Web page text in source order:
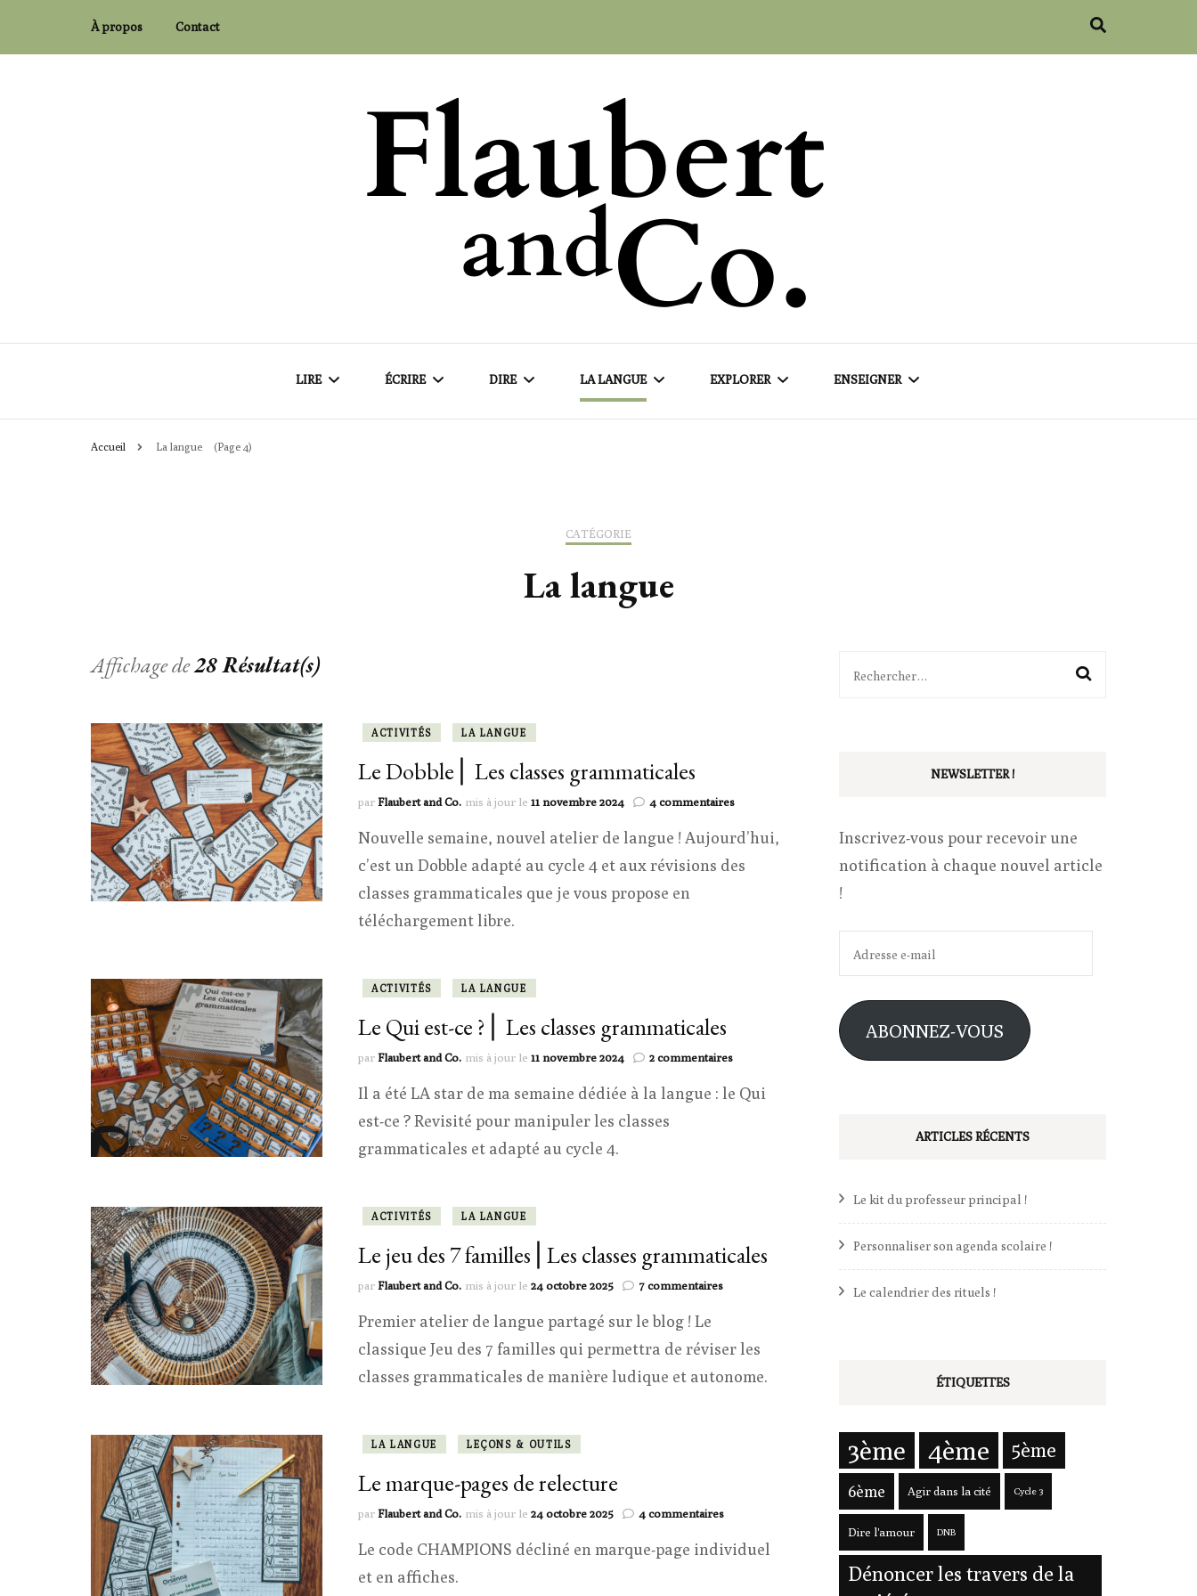
À propos Contact
Flaubert and Co.
LIRE ÉCRIRE DIRE LA LANGUE EXPLORER ENSEIGNER
Accueil La langue (Page 4)
CATÉGORIE
La langue
Affichage de28 Résultat(s)
ACTIVITÉS LA LANGUE
Le Dobble ⎜ Les classes grammaticales
parFlaubert and Co. mis à jour le 11 novembre 2024 4 commentairessur
Dobble
Les
Nouvelle semaine, nouvel atelier de langue ! Aujourd’hui,
c’est un Dobble adapté au cycle 4 et aux révisions des
classes grammaticales que je vous propose en
téléchargement libre.
ACTIVITÉS LA LANGUE
Le Qui est-ce ? ⎜ Les classes grammaticales
parFlaubert and Co. mis à jour le 11 novembre 2024 2 commentairessur
Qui
Il a été LA star de ma semaine dédiée à la langue : le Qui
est-ce ? Revisité pour manipuler les classes
grammaticales et adapté au cycle 4.
ACTIVITÉS LA LANGUE
Le jeu des 7 familles ⎜Les classes grammaticales
parFlaubert and Co. mis à jour le 24 octobre 2025 7 commentairessur
7
familles
Premier atelier de langue partagé sur le blog ! Le
classique Jeu des 7 familles qui permettra de réviser les
classes grammaticales de manière ludique et autonome.
LA LANGUE LEÇONS & OUTILS
Le marque-pages de relecture
parFlaubert and Co. mis à jour le 24 octobre 2025 4 commentairessur
marque-
Le code CHAMPIONS décliné en marque-page individuel
et en affiches.
Rechercher :
NEWSLETTER !
Inscrivez-vous pour recevoir une
notification à chaque nouvel article
!
e-
mail
ABONNEZ-VOUS
ARTICLES RÉCENTS
Le kit du professeur principal !
Personnaliser son agenda scolaire !
Le calendrier des rituels !
ÉTIQUETTES
3ème 4ème 5ème
6ème Agir dans la cité Cycle 3
Dire l'amour DNB
Dénoncer les travers de la